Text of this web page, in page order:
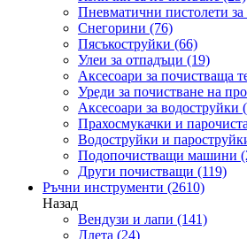
Пневматични пистолети за
Снегорини (76)
Пясъкоструйки (66)
Улеи за отпадъци (19)
Аксесоари за почистваща
Уреди за почистване на
Аксесоари за водоструйки
Прахосмукачки и
Водоструйки и
Подопочистващи машини
Други почистващи (119)
Ръчни инструменти (2610)
Назад
Вендузи и лапи (141)
Длета (24)